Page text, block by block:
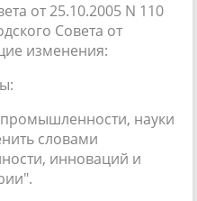
от 25.10.2005 N 110
Совета от
изменения:
науки
словами
инноваций и